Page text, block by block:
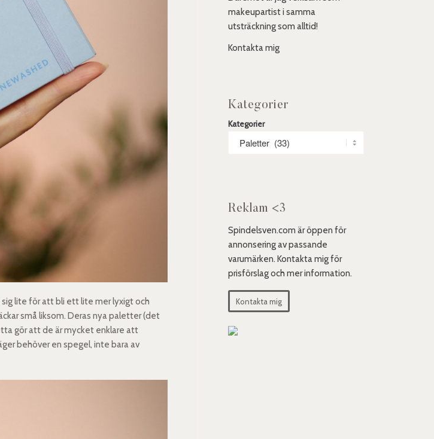
sig lite för att bli ett lite mer lyxigt och
små liksom. Deras nya paletter (det
gör att de är mycket enklare att
behöver en spegel, inte bara av
makeupartist i samma
utsträckning som alltid!
Kontakta mig
Kategorier
Kategorier
Reklam <3
Spindelsven.com är öppen för
annonsering av passande
varumärken. Kontakta mig för
prisförslag och mer information.
Kontakta mig